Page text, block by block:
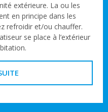
extérieure. La ou les
en principe dans les
refroidir et/ou chauffer.
se place à l’extérieur